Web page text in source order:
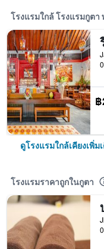
โรงแรมใกล้ โรงแรมกูต
฿
ดูโรงแรมใกล้เคียงเพิ่ม
โรงแรมราคาถูกในกูตา